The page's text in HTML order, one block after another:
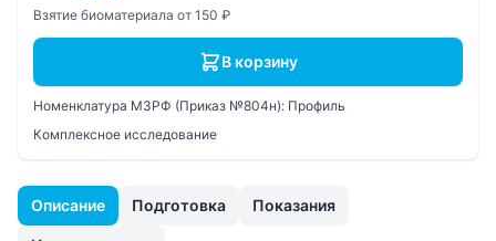
Описание Подготовка Показания
Взятие биоматериала от 150 ₽
В корзину
Номенклатура МЗРФ (Приказ №804н): Профиль
Комплексное исследование